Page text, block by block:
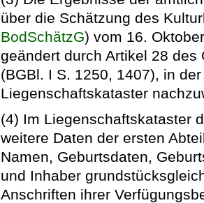
über die Schätzung des
BodSchätzG) vom 16.
geändert durch Artikel 28
(BGBl. I S. 1250, 1407), in
Liegenschaftskataster
(4) Im Liegenschaftskataster
weitere Daten der ersten
Namen, Geburtsdaten,
und Inhaber
Anschriften ihrer